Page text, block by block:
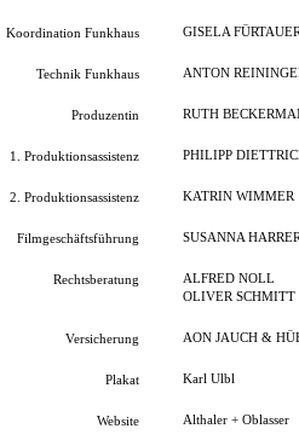
Koordination Funkhaus GISELA
Technik Funkhaus ANTON
Produzentin RUTH
1. Produktionsassistenz PHILIPP
2. Produktionsassistenz KATRIN WIMMER
Filmgeschäftsführung SUSANNA
Rechtsberatung
ALFRED NOLL
OLIVER SCHMITT
Versicherung AON JAUCH &
Plakat Karl Ulbl
Website Althaler + Oblasser